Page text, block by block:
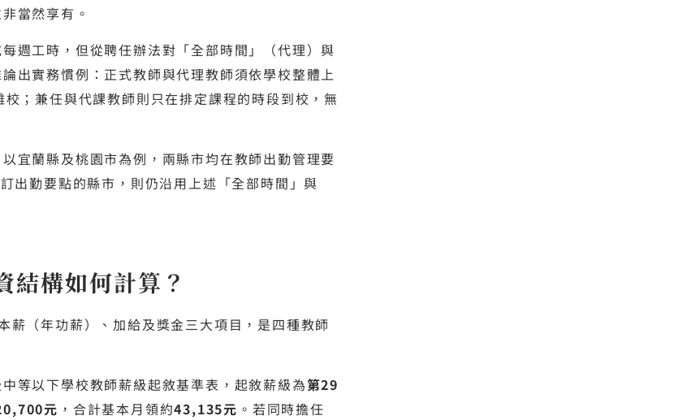
當然享有。
週工時，但從聘任辦法對「全部時間」（代理）與
出實務慣例：正式教師與代理教師須依學校整體上
校；兼任與代課教師則只在排定課程的時段到校，無
宜蘭縣及桃園市為例，兩縣市均在教師出勤管理要
訂出勤要點的縣市，則仍沿用上述「全部時間」與
結構如何計算？
薪（年功薪）、加給及獎金三大項目，是四種教師
等以下學校教師薪級起敘基準表，起敘薪級為第29
元 ，合計基本月領約43,135元 。若同時擔任